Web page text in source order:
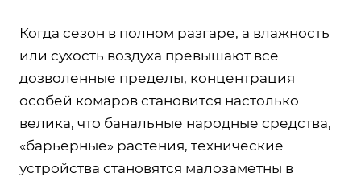
Когда сезон в полном разгаре, а влажность
или сухость воздуха превышают все
дозволенные пределы, концентрация
особей комаров становится настолько
велика, что банальные народные средства,
«барьерные» растения, технические
устройства становятся малозаметны в